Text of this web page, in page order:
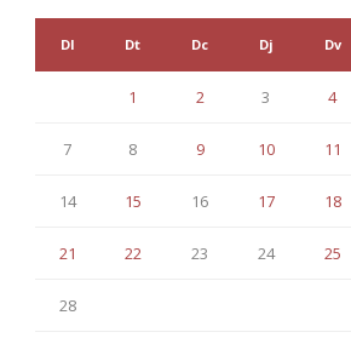
Dl Dt Dc Dj Dv
1 2 3 4
7 8 9 10 11
14 15 16 17 18
21 22 23 24 25
28